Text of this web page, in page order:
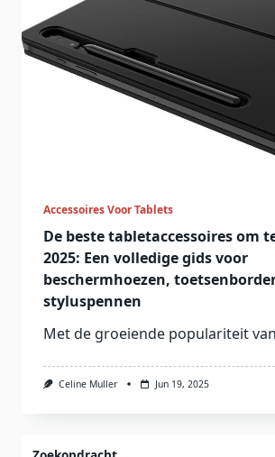
Accessoires Voor Tablets
De beste tabletaccessoires om
2025: Een volledige gids voor
beschermhoezen,
styluspennen
Met de groeiende populariteit
Celine Muller Jun 19, 2025